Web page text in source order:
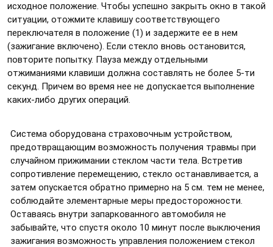
исходное положение. Чтобы успешно закрыть окно в такой
ситуации, отожмите клавишу соответствующего
переключателя в положение (1) и задержите ее в нем
(зажигание включено). Если стекло вновь остановится,
повторите попытку. Пауза между отдельными
отжиманиями клавиши должна составлять не более 5-ти
секунд. Причем во время нее не допускается выполнение
каких-либо других операций.
Система оборудована страховочным устройством,
предотвращающим возможность получения травмы при
случайном прижимании стеклом части тела. Встретив
сопротивление перемещению, стекло останавливается, а
затем опускается обратно примерно на 5 см. тем не менее,
соблюдайте элементарные меры предосторожности.
Оставаясь внутри запаркованного автомобиля не
забывайте, что спустя около 10 минут после выключения
зажигания возможность управления положением стекол